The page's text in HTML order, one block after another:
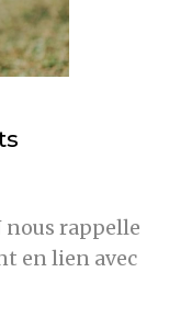
nous rappelle
en lien avec